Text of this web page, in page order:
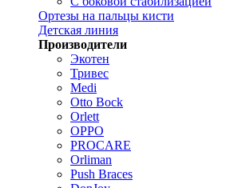
Ортезы на пальцы кисти
Детская линия
Производители
Экотен
Тривес
Medi
Otto Bock
Orlett
OPPO
PROCARE
Orliman
Push Braces